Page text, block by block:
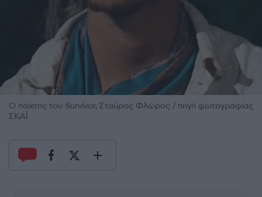
Ο παίκτης του Survivor, Σταύρος Φλώρος / πηγή φωτογραφίας
ΣΚΑΪ